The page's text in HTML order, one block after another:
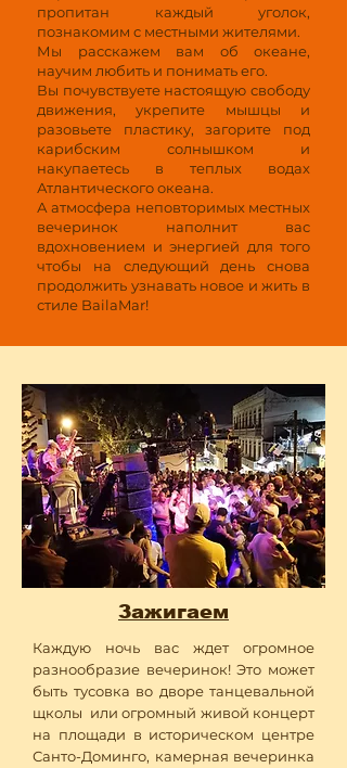
пропитан каждый уголок,
познакомим с местными жителями.
Мы расскажем вам об океане,
научим любить и понимать его.
Вы почувствуете настоящую свободу
движения, укрепите мышцы и
разовьете пластику, загорите под
карибским солнышком и
накупаетесь в теплых водах
Атлантического океана.
А атмосфера неповторимых местных
вечеринок наполнит вас
вдохновением и энергией для того
чтобы на следующий день снова
продолжить узнавать новое и жить в
стиле BailaMar!
Зажигаем
Каждую ночь вас ждет огромное
разнообразие вечеринок! Это может
быть тусовка во дворе танцевальной
щколы или огромный живой концерт
на площади в историческом центре
Санто-Доминго, камерная вечеринка